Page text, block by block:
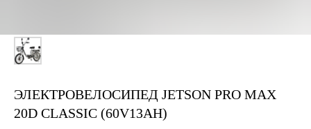
ЭЛЕКТРОВЕЛОСИПЕД JETSON PRO MAX
20D CLASSIC (60V13AH)